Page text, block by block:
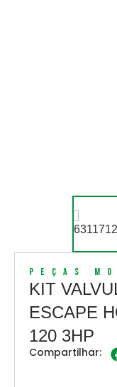
Peças
KIT
ESCAPE
120 3HP
Compartilhar: